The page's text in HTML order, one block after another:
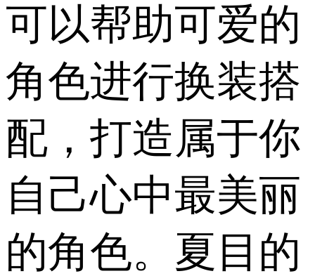
可以帮助可爱的
角色进行换装搭
配，打造属于你
自己心中最美丽
的角色。夏目的